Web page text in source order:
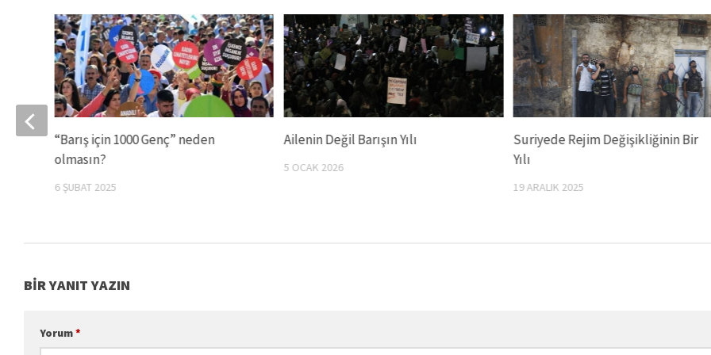
Ailenin Değil Barışın Yılı
5 OCAK 2026
Suriyede Rejim Değişikliğinin Bir
Yılı
19 ARALIK 2025
“Barış için 1000 Genç” neden
olmasın?
6 ŞUBAT 2025
BIR YANIT YAZIN
Yorum*